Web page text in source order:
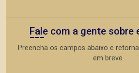
Fale com a gente sobre
Preencha os campos abaixo e
em breve.